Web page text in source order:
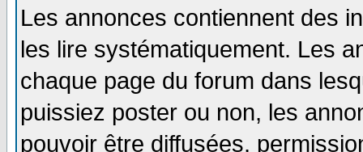
Les annonces contiennent des
les lire systématiquement. Les
chaque page du forum dans
puissiez poster ou non, les
pouvoir être diffusées,